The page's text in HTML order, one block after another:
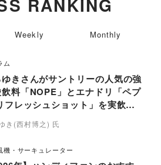
RANKING
ム
きさんがサントリーの人気の強
料「NOPE」とエナドリ「ペプ
フレッシュショット」を実飲し
き(西村博之) 氏
機・サーキュレーター
Weekly Monthly